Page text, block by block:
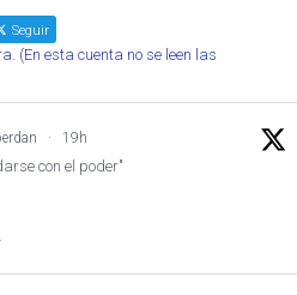
Seguir
(En esta cuenta no se leen las
· 19h
con el poder"